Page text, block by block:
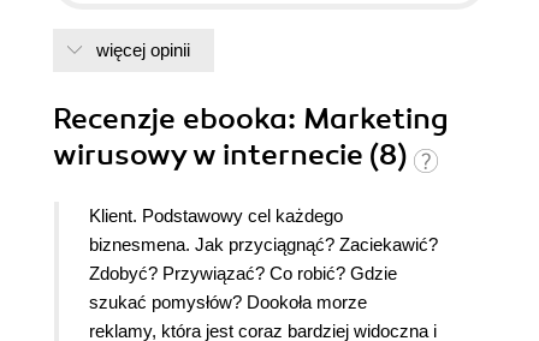
więcej opinii
Recenzje ebooka: Marketing
wirusowy w internecie (8)
Klient. Podstawowy cel każdego
biznesmena. Jak przyciągnąć? Zaciekawić?
Zdobyć? Przywiązać? Co robić? Gdzie
szukać pomysłów? Dookoła morze
reklamy, która jest coraz bardziej widoczna i